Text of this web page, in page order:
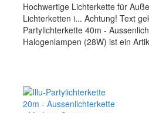
Hochwertige Lichterkette für
Lichterketten i... Achtung! Text
Partylichterkette 40m -
Halogenlampen (28W) ist ein